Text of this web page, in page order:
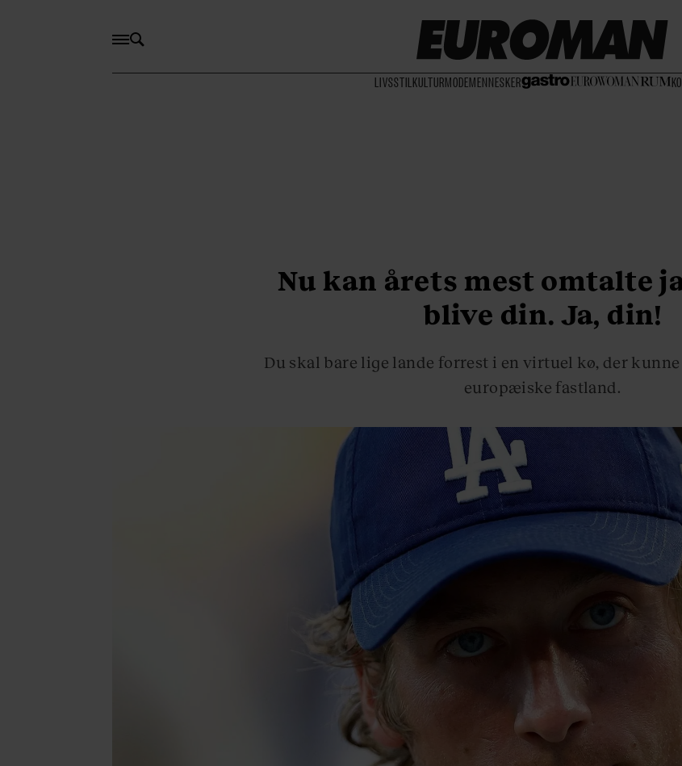
LIVSSTIL KULTURMODEMENNESKER
Nu kan årets mest omtalte
blive din. Ja, din!
Du skal bare lige lande forrest i en virtuel kø, der
europæiske fastland.